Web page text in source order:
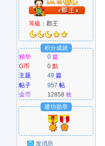
爱
好
等級：郡王
积分成就
精华
0 篇
G币
0點
主题
49 篇
帖子
957 帖
金币
12858枚
建功勋章
发消息